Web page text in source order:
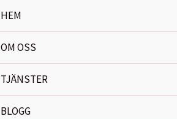
HEM
OM OSS
TJÄNSTER
BLOGG